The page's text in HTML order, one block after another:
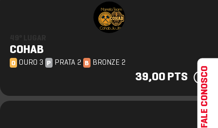
COHAB
O OURO 3 P PRATA 2 B BRONZE 2
39,00 PTS FALE CONOSCO